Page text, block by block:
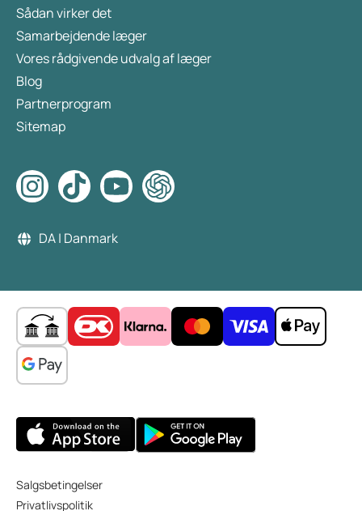
Sådan virker det
Samarbejdende læger
Vores rådgivende udvalg af læger
Blog
Partnerprogram
Sitemap
DA | Danmark
Salgsbetingelser
Privatlivspolitik